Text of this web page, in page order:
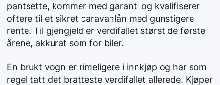
pantsette, kommer med garanti og kvalifiserer
oftere til et sikret caravanlån med gunstigere
rente. Til gjengjeld er verdifallet størst de første
årene, akkurat som for biler.
En brukt vogn er rimeligere i innkjøp og har som
regel tatt det bratteste verdifallet allerede. Kjøper